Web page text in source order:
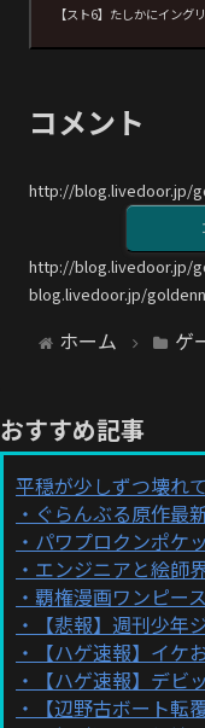
【スト6】たしかにイン
コメント
http://blog.livedoor.jp/
http://blog.livedoor.jp/
blog.livedoor.jp/
ホーム ゲ
おすすめ記事
平穏が少しずつ壊れ
ぐらんぶる原作最
パワプロクンポケ
エンジニアと絵師
覇権漫画ワンピー
【悲報】週刊少年
【ハゲ速報】イケ
【ハゲ速報】デビ
【辺野古ボート転